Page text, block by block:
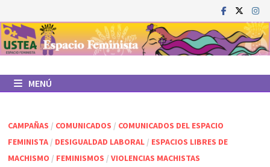
al
contenido
MENÚ
CAMPAÑAS / COMUNICADOS / COMUNICADOS DEL ESPACIO
FEMINISTA/ DESIGUALDAD LABORAL/ ESPACIOS LIBRES DE
MACHISMO / FEMINISMOS / VIOLENCIAS MACHISTAS